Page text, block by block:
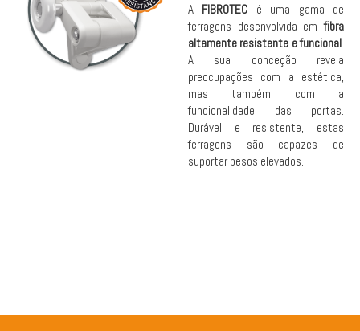
A FIBROTEC é uma gama de
ferragens desenvolvida emfibra
altamente resistente e funcional.
A sua conceção revela
preocupações com a estética,
mas também com a
funcionalidade das portas.
Durável e resistente, estas
ferragens são capazes de
suportar pesos elevados.